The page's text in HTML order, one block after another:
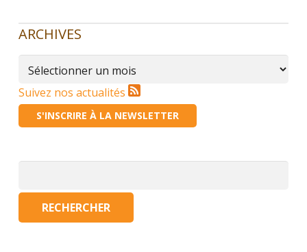
ARCHIVES
Archives
Suivez nos actualités
S'INSCRIRE À LA NEWSLETTER